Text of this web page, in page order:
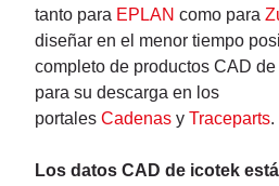
tanto para EPLAN como para
diseñar en el menor tiempo
completo de productos CAD
para su descarga en los
portales Cadenas y Traceparts.
Los datos CAD de icotek